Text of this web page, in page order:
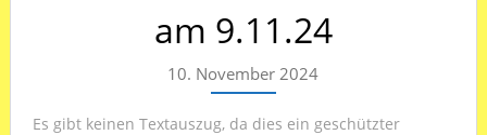
am 9.11.24
10. November 2024
Es gibt keinen Textauszug, da dies ein geschützter